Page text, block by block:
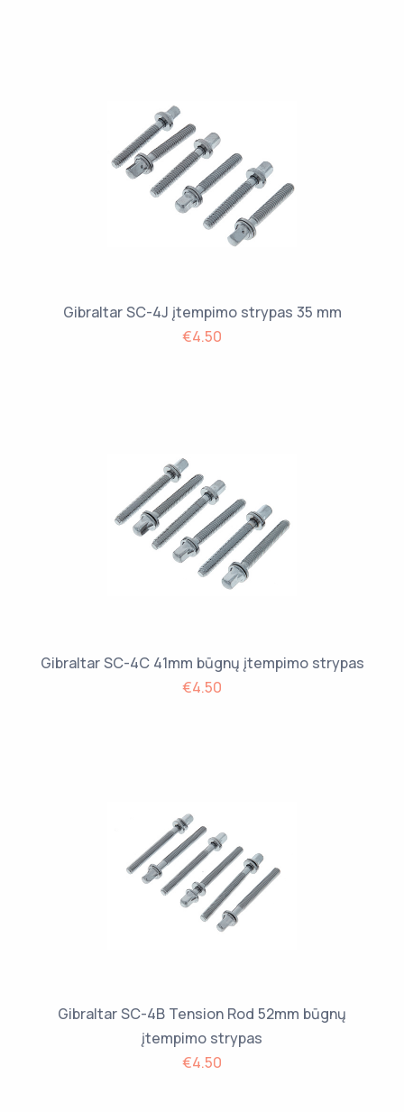
Gibraltar SC-4J įtempimo strypas 35 mm
€4.50
Gibraltar SC-4C 41mm būgnų įtempimo strypas
€4.50
Gibraltar SC-4B Tension Rod 52mm būgnų
įtempimo strypas
€4.50